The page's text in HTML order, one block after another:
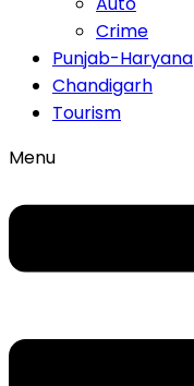
Crime
Punjab-Haryana
Chandigarh
Tourism
Menu